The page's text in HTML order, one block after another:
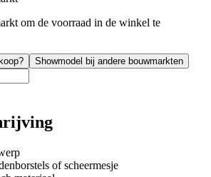
om de voorraad in de winkel te
Showmodel bij andere bouwmarkten
of scheermesje